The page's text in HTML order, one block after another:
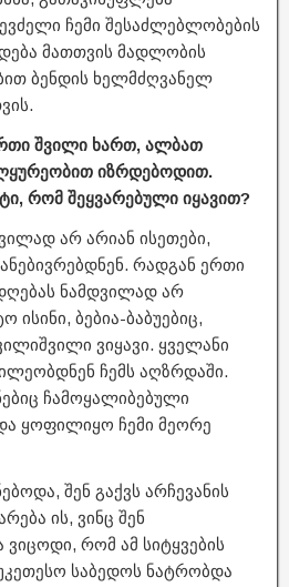
ჩემი შესაძლებლობების
მათთვის მადლობის
ბენდის ხელმძღვანელ
შვილი ხართ, ალბათ
იზრდებოდით.
რომ შეყვარებული იყავით?
არ არიან ისეთები,
რადგან ერთი
ნამდვილად არ
ისინი, ბებია-ბაბუებიც,
ვიყავი. ყველანი
ჩემს აღზრდაში.
ჩამოყალიბებული
ყოფილიყო ჩემი მეორე
შენ გაქვს არჩევანის
ის, ვინც შენ
ვიცოდი, რომ ამ სიტყვების
საბედოს ნატრობდა